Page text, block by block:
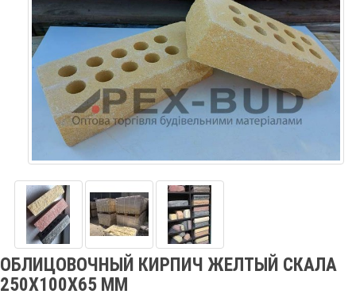
ОБЛИЦОВОЧНЫЙ КИРПИЧ ЖЕЛТЫЙ СКАЛА
250Х100Х65 ММ